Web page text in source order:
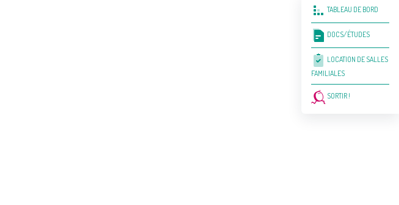
TABLEAU DE BORD
DOCS/ÉTUDES
LOCATION DE SALLES
FAMILIALES
SORTIR !